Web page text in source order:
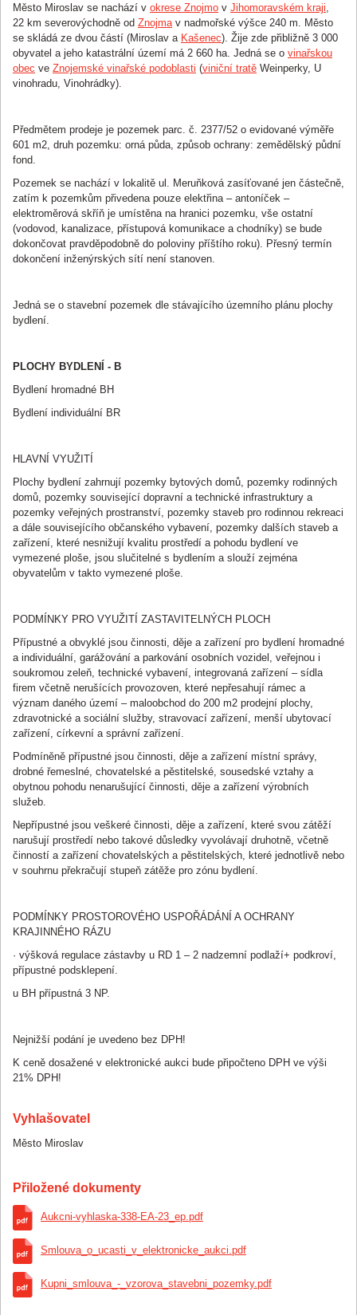
Město Miroslav se nachází v okrese Znojmo v Jihomoravském kraji
22 km severovýchodně od Znojma v nadmořské výšce 240 m. Město
se skládá ze dvou částí (Miroslav a Kašenec). Žije zde přibližně 3 000
obyvatel a jeho katastrální území má 2 660 ha. Jedná se o vinařskou
obec ve Znojemské vinařské podoblasti (viniční tratě Weinperky, U
vinohradu, Vinohrádky).
Předmětem prodeje je pozemek parc. č. 2377/52 o evidované výměře
601 m2, druh pozemku: orná půda, způsob ochrany: zemědělský půdní
fond.
Pozemek se nachází v lokalitě ul. Meruňková zasíťované jen částečně,
zatím k pozemkům přivedena pouze elektřina – antoníček –
elektroměrová skříň je umístěna na hranici pozemku, vše ostatní
(vodovod, kanalizace, přístupová komunikace a chodníky) se bude
dokončovat pravděpodobně do poloviny příštího roku). Přesný termín
dokončení inženýrských sítí není stanoven.
Jedná se o stavební pozemek dle stávajícího územního plánu plochy
bydlení.
PLOCHY BYDLENÍ - B
Bydlení hromadné BH
Bydlení individuální BR
HLAVNÍ VYUŽITÍ
Plochy bydlení zahrnují pozemky bytových domů, pozemky rodinných
domů, pozemky související dopravní a technické infrastruktury a
pozemky veřejných prostranství, pozemky staveb pro rodinnou rekreaci
a dále souvisejícího občanského vybavení, pozemky dalších staveb a
zařízení, které nesnižují kvalitu prostředí a pohodu bydlení ve
vymezené ploše, jsou slučitelné s bydlením a slouží zejména
obyvatelům v takto vymezené ploše.
PODMÍNKY PRO VYUŽITÍ ZASTAVITELNÝCH PLOCH
Přípustné a obvyklé jsou činnosti, děje a zařízení pro bydlení hromadné
a individuální, garážování a parkování osobních vozidel, veřejnou i
soukromou zeleň, technické vybavení, integrovaná zařízení – sídla
firem včetně nerušících provozoven, které nepřesahují rámec a
význam daného území – maloobchod do 200 m2 prodejní plochy,
zdravotnické a sociální služby, stravovací zařízení, menší ubytovací
zařízení, církevní a správní zařízení.
Podmíněně přípustné jsou činnosti, děje a zařízení místní správy,
drobné řemeslné, chovatelské a pěstitelské, sousedské vztahy a
obytnou pohodu nenarušující činnosti, děje a zařízení výrobních
služeb.
Nepřípustné jsou veškeré činnosti, děje a zařízení, které svou zátěží
narušují prostředí nebo takové důsledky vyvolávají druhotně, včetně
činností a zařízení chovatelských a pěstitelských, které jednotlivě nebo
v souhrnu překračují stupeň zátěže pro zónu bydlení.
PODMÍNKY PROSTOROVÉHO USPOŘÁDÁNÍ A OCHRANY
KRAJINNÉHO RÁZU
· výšková regulace zástavby u RD 1 – 2 nadzemní podlaží+ podkroví,
přípustné podsklepení.
u BH přípustná 3 NP.
Nejnižší podání je uvedeno bez DPH!
K ceně dosažené v elektronické aukci bude připočteno DPH ve výši
21% DPH!
Vyhlašovatel
Město Miroslav
Přiložené dokumenty
Aukcni-vyhlaska-338-EA-23_ep.pdf
Smlouva_o_ucasti_v_elektronicke_aukci.pdf
Kupni_smlouva_-_vzorova_stavebni_pozemky.pdf